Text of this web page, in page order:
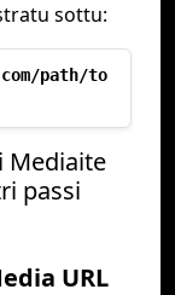
sottu:
path/to
Mediaite
passi
URL